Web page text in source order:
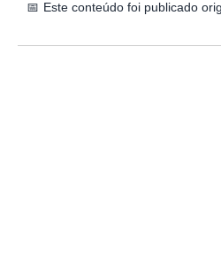
📅 Este conteúdo foi publicado